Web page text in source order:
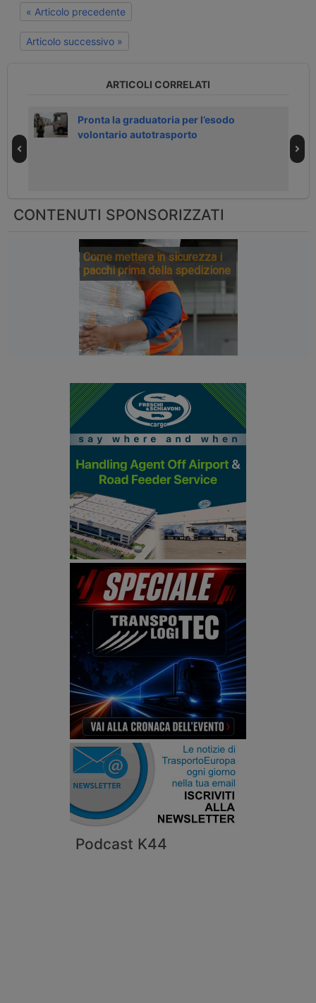
Podcast K44
« Articolo precedente
Articolo successivo »
ARTICOLI CORRELATI
Pronta la graduatoria per l’esodo
volontario autotrasporto
CONTENUTI SPONSORIZZATI
Come mettere in sicurezza i
pacchi prima della spedizione